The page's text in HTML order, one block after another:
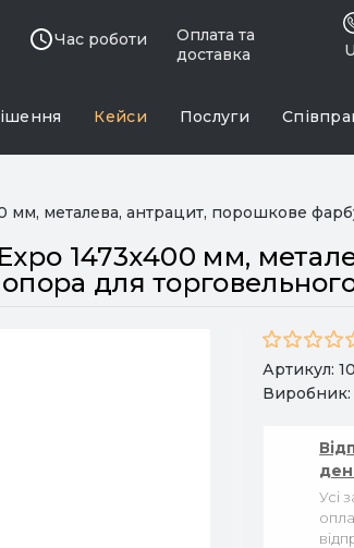
Час роботи
Оплата та
доставка
Кейси Послуги
металева, антрацит, порошкове
1473х400 мм,
для
Артикул:
Виробник:
Усі